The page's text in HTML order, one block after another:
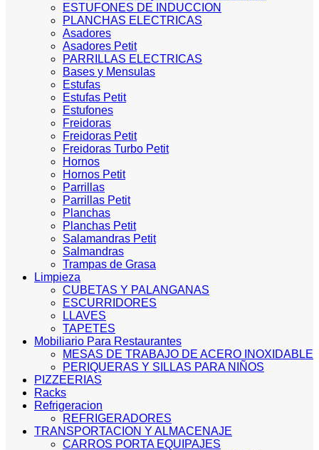
ESTUFONES DE INDUCCION
PLANCHAS ELECTRICAS
Asadores
Asadores Petit
PARRILLAS ELECTRICAS
Bases y Mensulas
Estufas
Estufas Petit
Estufones
Freidoras
Freidoras Petit
Freidoras Turbo Petit
Hornos
Hornos Petit
Parrillas
Parrillas Petit
Planchas
Planchas Petit
Salamandras Petit
Salmandras
Trampas de Grasa
Limpieza
CUBETAS Y PALANGANAS
ESCURRIDORES
LLAVES
TAPETES
Mobiliario Para Restaurantes
MESAS DE TRABAJO DE ACERO INOXIDABLE
PERIQUERAS Y SILLAS PARA NIÑOS
PIZZEERIAS
Racks
Refrigeracion
REFRIGERADORES
TRANSPORTACION Y ALMACENAJE
CARROS PORTA EQUIPAJES